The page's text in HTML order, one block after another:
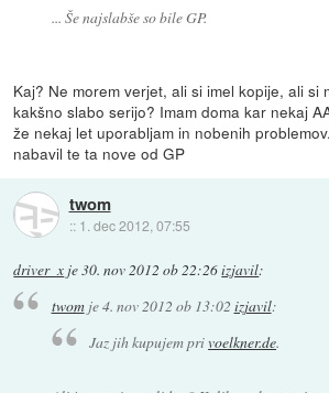
... Še najslabše so bile GP.
Kaj? Ne morem verjet, ali si imel kopije, ali si
kakšno slabo serijo? Imam doma kar nekaj
že nekaj let uporabljam in nobenih
nabavil te ta nove od GP
twom
:: 1. dec 2012, 07:55
driver_x je30. nov 2012 ob 22:26izjavil:
twomje4. nov 2012 ob 13:02 izjavil:
Jaz jih kupujem privoelkner.de.